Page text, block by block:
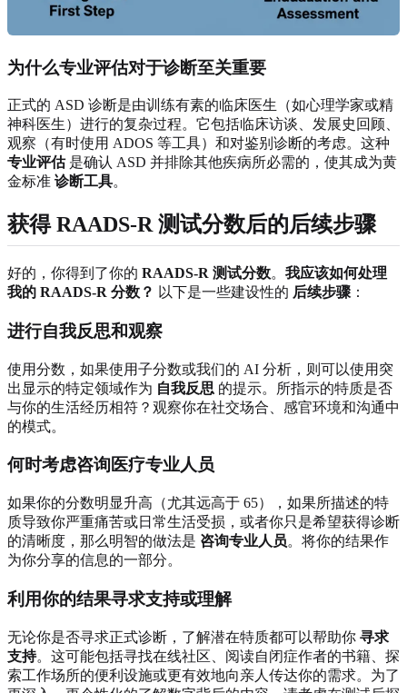
为什么专业评估对于诊断至关重要
正式的 ASD 诊断是由训练有素的临床医生（如心理学家或精
神科医生）进行的复杂过程。它包括临床访谈、发展史回顾、
观察（有时使用 ADOS 等工具）和对鉴别诊断的考虑。这种
专业评估是确认 ASD 并排除其他疾病所必需的，使其成为黄
金标准 诊断工具。
获得 RAADS-R 测试分数后的后续步骤
好的，你得到了你的 RAADS-R 测试分数。 我应该如何处理
我的 RAADS-R 分数？ 以下是一些建设性的 后续步骤 ：
进行自我反思和观察
使用分数，如果使用子分数或我们的 AI 分析，则可以使用突
出显示的特定领域作为 自我反思 的提示。所指示的特质是否
与你的生活经历相符？观察你在社交场合、感官环境和沟通中
的模式。
何时考虑咨询医疗专业人员
如果你的分数明显升高（尤其远高于 65），如果所描述的特
质导致你严重痛苦或日常生活受损，或者你只是希望获得诊断
的清晰度，那么明智的做法是 咨询专业人员。将你的结果作
为你分享的信息的一部分。
利用你的结果寻求支持或理解
无论你是否寻求正式诊断，了解潜在特质都可以帮助你 寻求
支持。这可能包括寻找在线社区、阅读自闭症作者的书籍、探
索工作场所的便利设施或更有效地向亲人传达你的需求。为了